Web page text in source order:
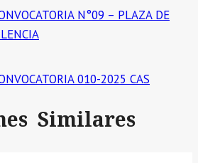
N°09 – PLAZA DE
010-2025 CAS
Similares